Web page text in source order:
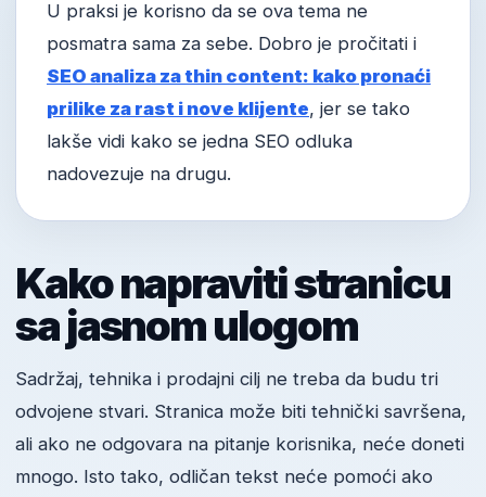
U praksi je korisno da se ova tema ne
posmatra sama za sebe. Dobro je pročitati i
SEO analiza za thin content: kako pronaći
prilike za rast i nove klijente, jer se tako
lakše vidi kako se jedna SEO odluka
nadovezuje na drugu.
Kako napraviti stranicu
sa jasnom ulogom
Sadržaj, tehnika i prodajni cilj ne treba da budu tri
odvojene stvari. Stranica može biti tehnički savršena,
ali ako ne odgovara na pitanje korisnika, neće doneti
mnogo. Isto tako, odličan tekst neće pomoći ako